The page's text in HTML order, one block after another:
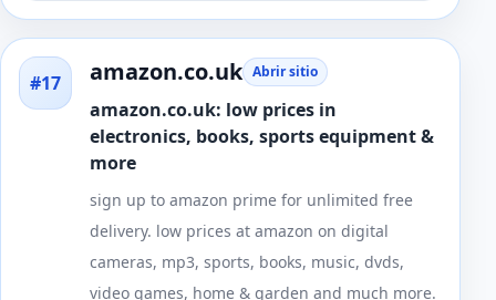
#17 amazon.co.uk Abrir sitio
amazon.co.uk: low prices in
electronics, books, sports equipment &
more
sign up to amazon prime for unlimited free
delivery. low prices at amazon on digital
cameras, mp3, sports, books, music, dvds,
video games, home & garden and much more.